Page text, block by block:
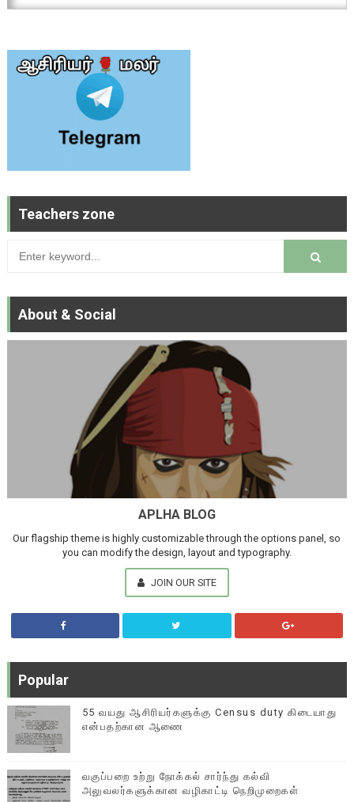
Teachers zone
About & Social
APLHA BLOG
Our flagship theme is highly customizable through the options panel, so
you can modify the design, layout and typography.
JOIN OUR SITE
Popular
55 வயது ஆசிரியர்களுக்கு Census duty கிடையாது
என்பதற்கான ஆணை
வகுப்பறை உற்று நோக்கல் சார்ந்து கல்வி
அலுவலர்களுக்கான வழிகாட்டி நெறிமுறைகள்